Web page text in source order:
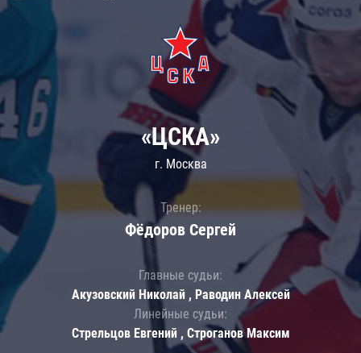
«ЦСКА»
г. Москва
Тренер:
Фёдоров Сергей
Главные судьи:
Акузовский Николай , Раводин Алексей
Линейные судьи:
Стрельцов Евгений , Строганов Максим